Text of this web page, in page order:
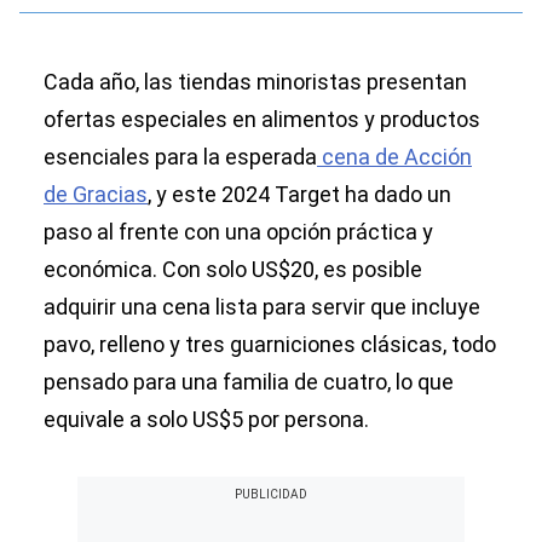
Cada año, las tiendas minoristas presentan
ofertas especiales en alimentos y productos
esenciales para la esperada cena de Acción
de Gracias, y este 2024 Target ha dado un
paso al frente con una opción práctica y
económica. Con solo US$20, es posible
adquirir una cena lista para servir que incluye
pavo, relleno y tres guarniciones clásicas, todo
pensado para una familia de cuatro, lo que
equivale a solo US$5 por persona.